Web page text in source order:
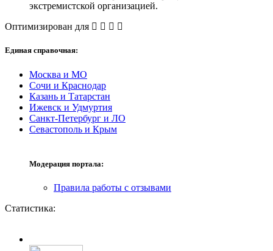
экстремистской организацией.
Оптимизирован для
Единая справочная:
Москва и МО
Сочи и Краснодар
Казань и Татарстан
Ижевск и Удмуртия
Санкт-Петербург и ЛО
Севастополь и Крым
Модерация портала:
Правила работы с отзывами
Статистика: